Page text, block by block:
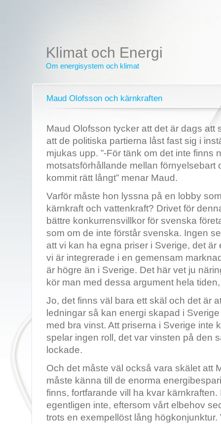
Klimat och Energi
Om energisystem och klimat
Maud Olofsson och kärnkraften
Maud Olofsson tycker att det är dags att
att de politiska partierna låst fast sig i
mjukas upp. ”-För tänk om det inte finns
motsatsförhållande mellan förnyelsebart
kommit rätt långt” menar Maud.
Varför måste hon lyssna på en lobby
kärnkraft och vattenkraft? Drivet för
bättre konkurrensvillkor för svenska
som om de inte förstår svenska. Ingen
att vi kan ha egna priser i Sverige, det är
vi är integrerade i en gemensam
är högre än i Sverige. Det här vet ju
kör man med dessa argument hela
Jo, det finns väl bara ett skäl och det är
ledningar så kan energi skapad i
med bra vinst. Att priserna i Sverige inte
spelar ingen roll, det var vinsten på den
lockade.
Och det måste väl också vara skälet att
måste känna till de enorma
finns, fortfarande vill ha kvar
egentligen inte, eftersom vårt elbehov
trots en exempellöst lång